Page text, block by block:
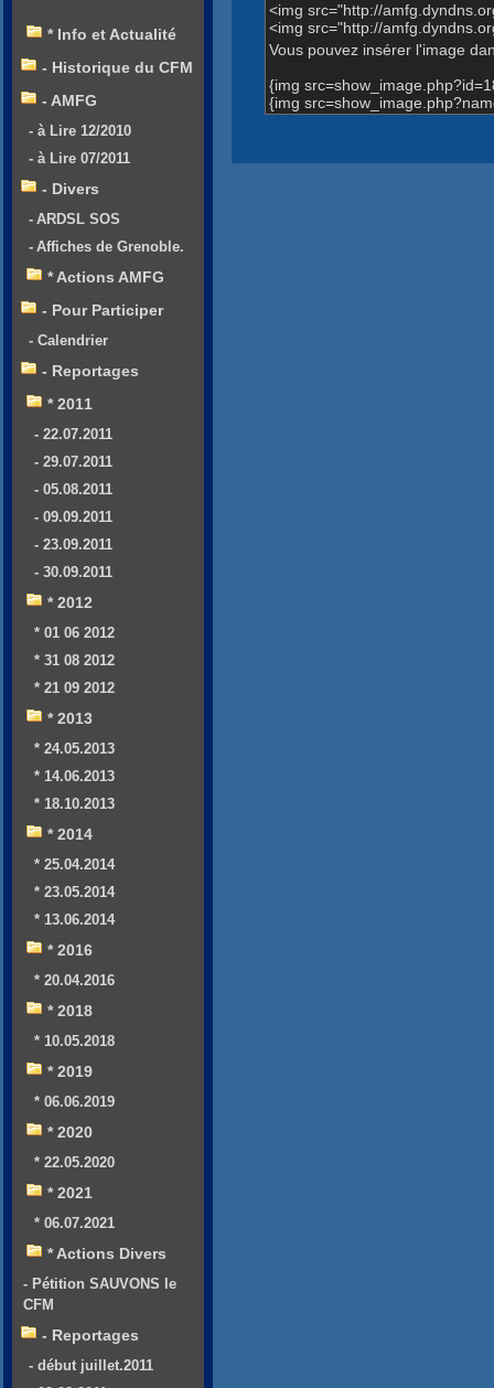
<img src="http://
<img src="http://
Vous pouvez insérer l'image
{img
{img
* Info et Actualité
- Historique du CFM
- AMFG
- à Lire 12/2010
- à Lire 07/2011
- Divers
- ARDSL SOS
- Affiches de Grenoble.
* Actions AMFG
- Pour Participer
- Calendrier
- Reportages
* 2011
- 22.07.2011
- 29.07.2011
- 05.08.2011
- 09.09.2011
- 23.09.2011
- 30.09.2011
* 2012
* 01 06 2012
* 31 08 2012
* 21 09 2012
* 2013
* 24.05.2013
* 14.06.2013
* 18.10.2013
* 2014
* 25.04.2014
* 23.05.2014
* 13.06.2014
* 2016
* 20.04.2016
* 2018
* 10.05.2018
* 2019
* 06.06.2019
* 2020
* 22.05.2020
* 2021
* 06.07.2021
* Actions Divers
- Pétition SAUVONS le
CFM
- Reportages
- début juillet.2011